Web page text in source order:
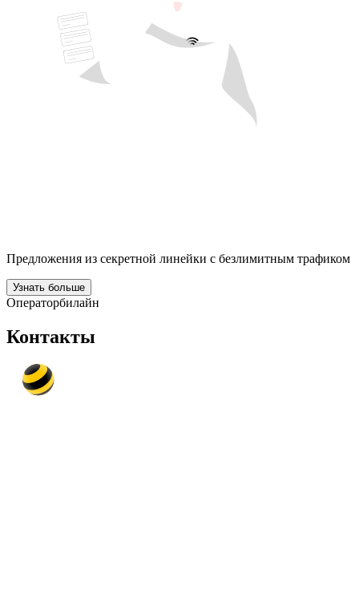
Предложения из секретной линейки с безлимитным трафиком
Узнать больше
Операторбилайн
Контакты